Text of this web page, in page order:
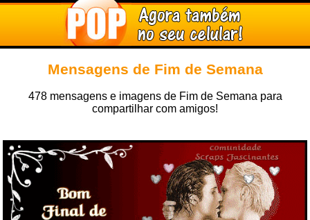
Mensagens de Fim de Semana
478 mensagens e imagens de Fim de Semana para
compartilhar com amigos!